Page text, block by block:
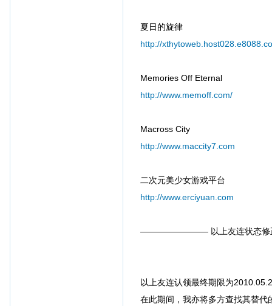
夏日的旋律
http://
Memories Off Eternal
http://www.memoff.com/
Macross City
http://www.maccity7.com
二次元美少女游戏平台
http://www.erciyuan.com
———————— 以上友连状态
以上友连认领最终期限为
在此期间，我亦将多方查找其替代